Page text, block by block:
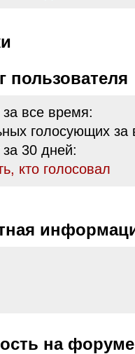
пользователя
за все время:
голосующих за
за 30 дней:
кто голосовал
на форуме